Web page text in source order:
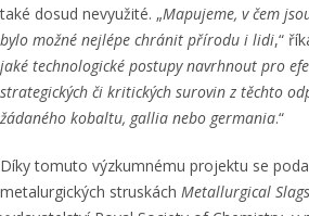
také dosud nevyužité. „Mapujeme, v čem
bylo možné nejlépe chránit přírodu i lidi,“
jaké technologické postupy navrhnout pro
strategických či kritických surovin z těchto
žádaného kobaltu, gallia nebo germania.“
Díky tomuto výzkumnému projektu se
metalurgických struskách Metallurgical Slags